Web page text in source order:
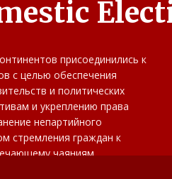
присоединились к
с целью обеспечения
и политических
и укреплению права
непартийного
стремления граждан к
чаяниям